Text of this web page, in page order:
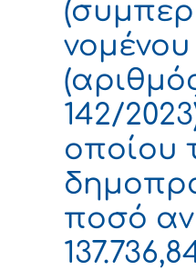
142/
οποίου
ποσό